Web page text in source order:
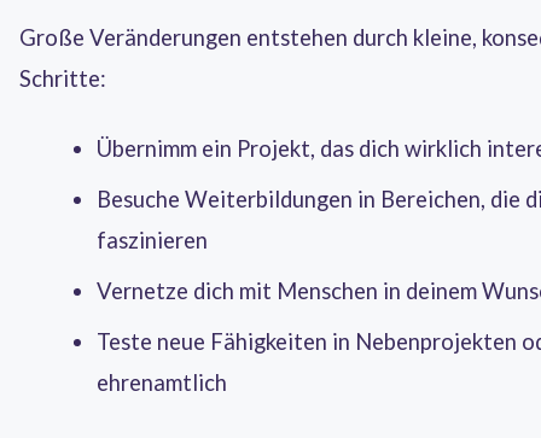
Große Veränderungen entstehen durch kleine,
Schritte:
Übernimm ein Projekt, das dich wirklich
Besuche Weiterbildungen in Bereichen, die
faszinieren
Vernetze dich mit Menschen in deinem
Teste neue Fähigkeiten in Nebenprojekten
ehrenamtlich